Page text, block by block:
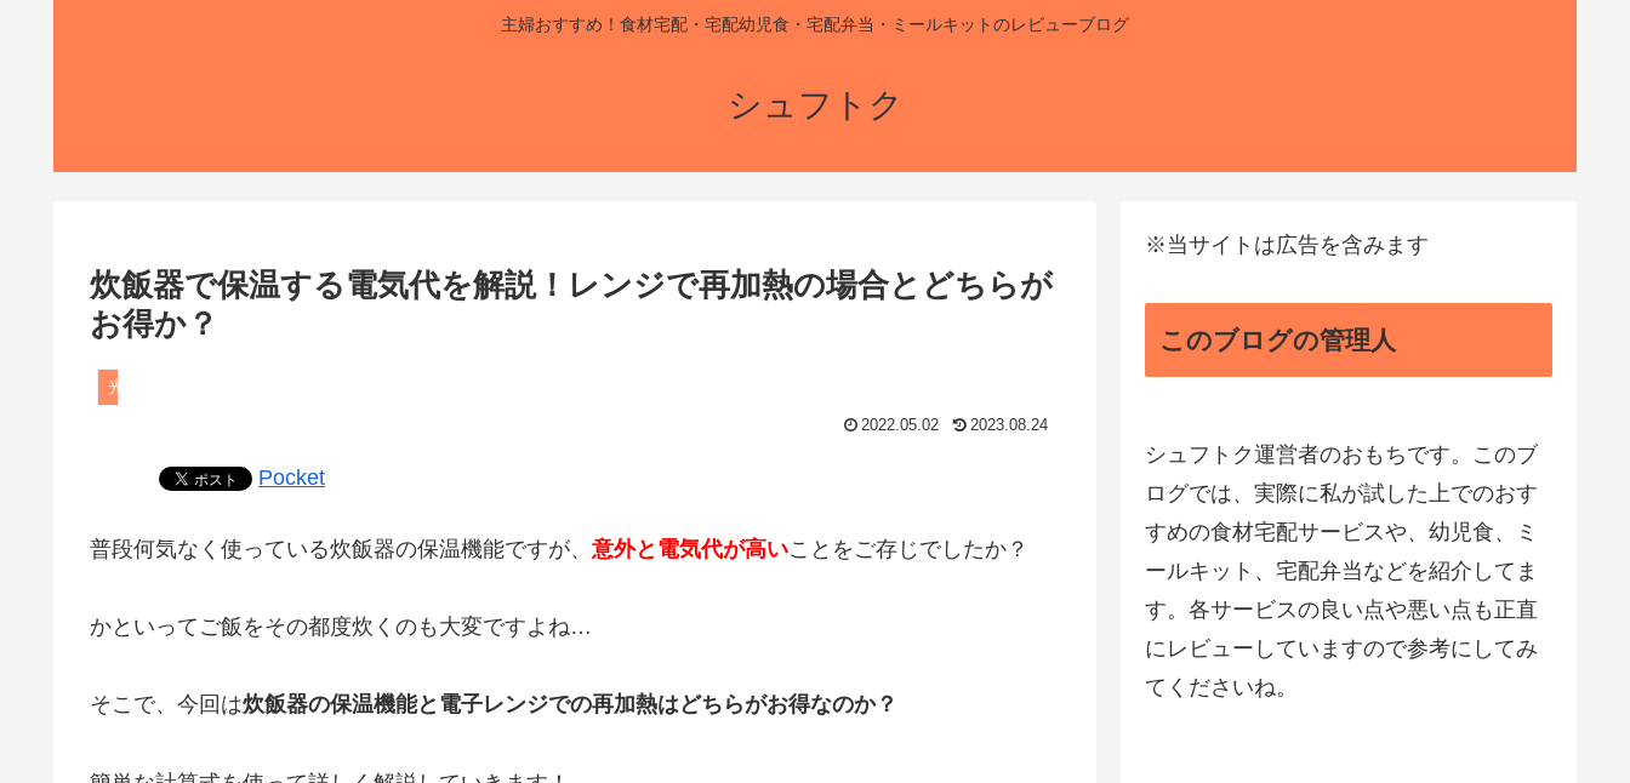
主婦おすすめ！食材宅配・宅配幼児食・宅配弁当・ミールキットのレビューブログ
シュフトク
炊飯器で保温する電気代を解説！レンジで再加熱の場合とどちらが
お得か？
光熱費
2022.05.02 2023.08.24
Pocket
普段何気なく使っている炊飯器の保温機能ですが、 意外と電気代が高いことをご存じでしたか？
かといってご飯をその都度炊くのも大変ですよね…
そこで、今回は炊飯器の保温機能と電子レンジでの再加熱はどちらがお得なのか？
※当サイトは広告を含みます
このブログの管理人
シュフトク運営者のおもちです。このブ
ログでは、実際に私が試した上でのおす
すめの食材宅配サービスや、幼児食、ミ
ールキット、宅配弁当などを紹介してま
す。各サービスの良い点や悪い点も正直
にレビューしていますので参考にしてみ
てくださいね。